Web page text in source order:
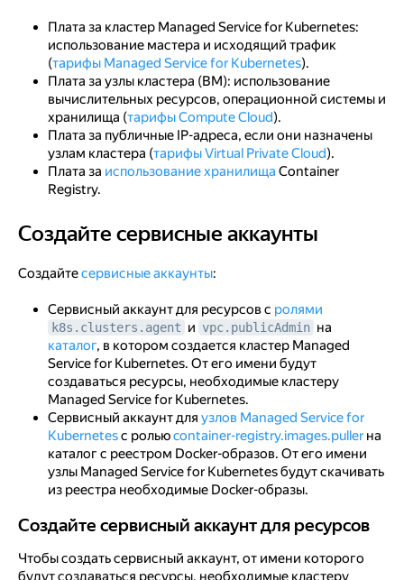
Плата за кластер Managed Service for Kubernetes:
использование мастера и исходящий трафик
(тарифы Managed Service for Kubernetes).
Плата за узлы кластера (ВМ): использование
вычислительных ресурсов, операционной системы и
хранилища (тарифы Compute Cloud).
Плата за публичные IP-адреса, если они назначены
узлам кластера (тарифы Virtual Private Cloud).
Плата за использование хранилища Container
Registry.
Создайте сервисные аккаунты
Создайте сервисные аккаунты
Создайтесервисные аккаунты:
Сервисный аккаунт для ресурсов с ролями
k8s.clusters.agent и vpc.publicAdmin на
каталог, в котором создается кластер Managed
Service for Kubernetes. От его имени будут
создаваться ресурсы, необходимые кластеру
Managed Service for Kubernetes.
Сервисный аккаунт для узлов Managed Service for
Kubernetesс рольюcontainer-registry.images.puller на
каталог с реестром Docker-образов. От его имени
узлы Managed Service for Kubernetes будут скачивать
из реестра необходимые Docker-образы.
Создайте сервисный аккаунт для ресурсов
Создайте сервисный аккаунт для ресурсов
Чтобы создать сервисный аккаунт, от имени которого
будут создаваться ресурсы, необходимые кластеру